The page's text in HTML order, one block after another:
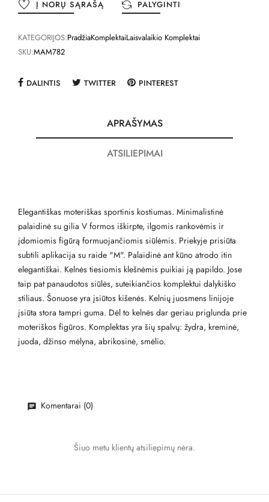
Į NORŲ SĄRAŠĄ PALYGINTI
KATEGORIJOS:PradžiaKomplektaiLaisvalaikio Komplektai
SKU:MAM782
DALINTIS TWITTER PINTEREST
APRAŠYMAS
ATSILIEPIMAI
Elegantiškas moteriškas sportinis kostiumas. Minimalistinė
palaidinė su gilia V formos iškirpte, ilgomis rankovėmis ir
įdomiomis figūrą formuojančiomis siūlėmis. Priekyje prisiūta
subtili aplikacija su raide "M". Palaidinė ant kūno atrodo itin
elegantiškai. Kelnės tiesiomis klešnėmis puikiai ją papildo. Jose
taip pat panaudotos siūlės, suteikiančios komplektui dalykiško
stiliaus. Šonuose yra įsiūtos kišenės. Kelnių juosmens linijoje
įsiūta stora tampri guma. Dėl to kelnės dar geriau priglunda prie
moteriškos figūros. Komplektas yra šių spalvų: žydra, kreminė,
juoda, džinso mėlyna, abrikosinė, smėlio.
Komentarai (0)
Šiuo metu klientų atsiliepimų nėra.